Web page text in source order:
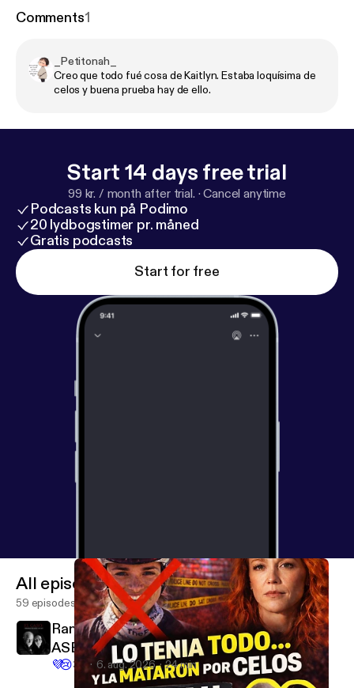
perturbador: los celos. La investigación destapa una
más mediáticos de los últimos años. En este video
analizamos qué ocurrió realmente, quién está detrás
Comments1
_Petitonah_
Creo que todo fué cosa de Kaitlyn. Estaba loquísima de
celos y buena prueba hay de ello.
Start 14 days free trial
99 kr. / month after trial. ·Cancel anytime
Podcasts kun på Podimo
20 lydbogstimer pr. måned
Gratis podcasts
Start for free
All episodes
59 episodes
Randonautica los llevó hasta un DOBLE
ASESINATO | El crimen de las maletas de
Seattle
💜😢30 6. aug. 2026 24 min